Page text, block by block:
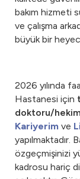
bakım hizmeti
ve çalışma
büyük bir
2026 yılında
Hastanesi için
doktoru/
Kariyerim ve
yapılmaktadır.
özgeçmişinizi
kadrosu hariç